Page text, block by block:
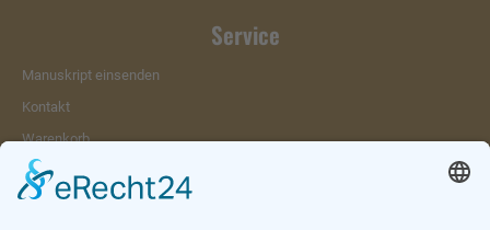
Service
Manuskript einsenden
Kontakt
Warenkorb
Konto
Merkzettel